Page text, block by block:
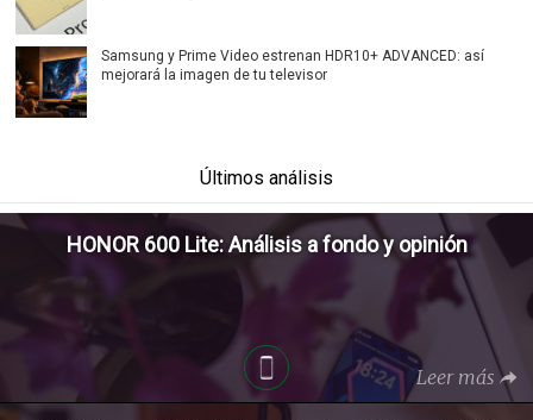
Samsung y Prime Video estrenan HDR10+ ADVANCED: así
mejorará la imagen de tu televisor
Últimos análisis
HONOR 600 Lite: Análisis a fondo y opinión
Leer más